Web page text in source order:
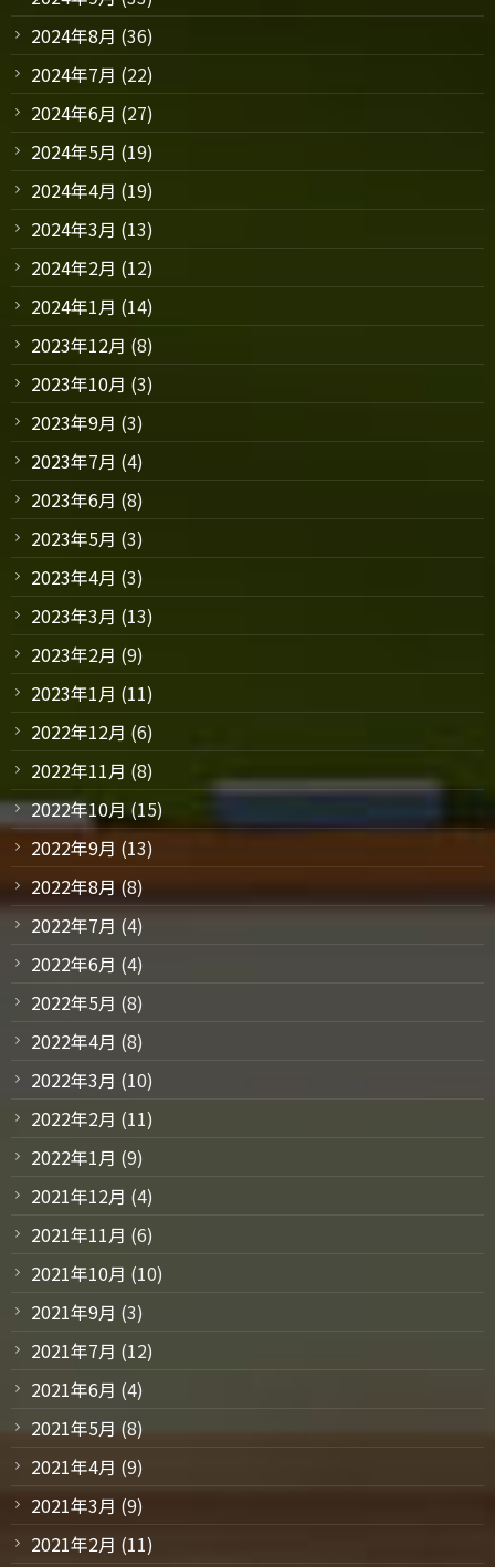
2024年8月 (36)
2024年7月 (22)
2024年6月 (27)
2024年5月 (19)
2024年4月 (19)
2024年3月 (13)
2024年2月 (12)
2024年1月 (14)
2023年12月 (8)
2023年10月 (3)
2023年9月 (3)
2023年7月 (4)
2023年6月 (8)
2023年5月 (3)
2023年4月 (3)
2023年3月 (13)
2023年2月 (9)
2023年1月 (11)
2022年12月 (6)
2022年11月 (8)
2022年10月 (15)
2022年9月 (13)
2022年8月 (8)
2022年7月 (4)
2022年6月 (4)
2022年5月 (8)
2022年4月 (8)
2022年3月 (10)
2022年2月 (11)
2022年1月 (9)
2021年12月 (4)
2021年11月 (6)
2021年10月 (10)
2021年9月 (3)
2021年7月 (12)
2021年6月 (4)
2021年5月 (8)
2021年4月 (9)
2021年3月 (9)
2021年2月 (11)